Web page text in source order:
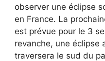
observer une éclipse
en France. La
est prévue pour le 3
revanche, une éclipse
traversera le sud du